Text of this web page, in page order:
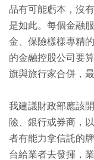
品有可能虧本，沒
是如此。每個金融
金、保險樣樣專精
的金融控股公司要
旗與旅行家合併，
我建議財政部應該
險、銀行或券商，
者有能力拿信託的
台給業者去發揮，